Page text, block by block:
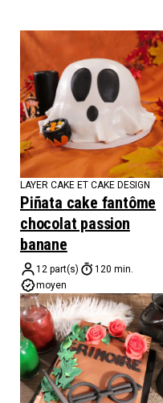
LAYER CAKE ET CAKE DESIGN
Piñata cake fantôme
chocolat passion
banane
12 part(s)
120 min.
moyen